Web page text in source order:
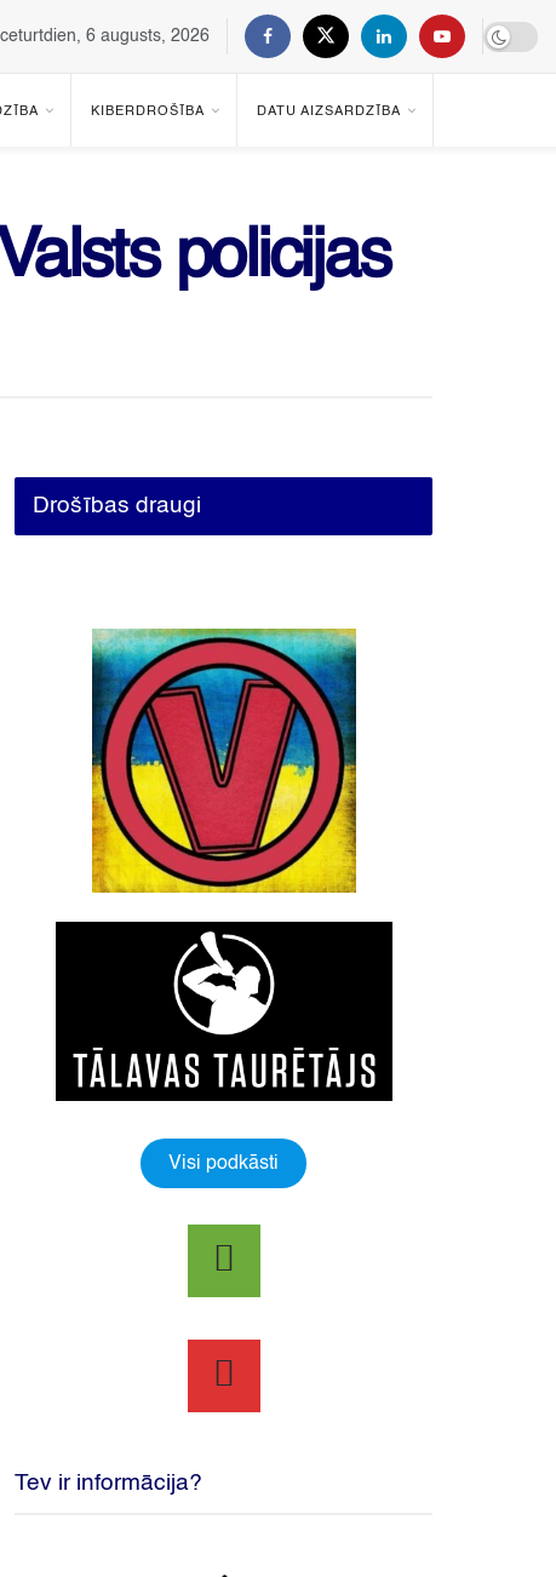
ceturtdien, 6 augusts, 2026
KIBERDROŠĪBA DATU AIZSARDZĪBA
policijas
Drošības draugi
Visi podkāsti
Tev ir informācija?